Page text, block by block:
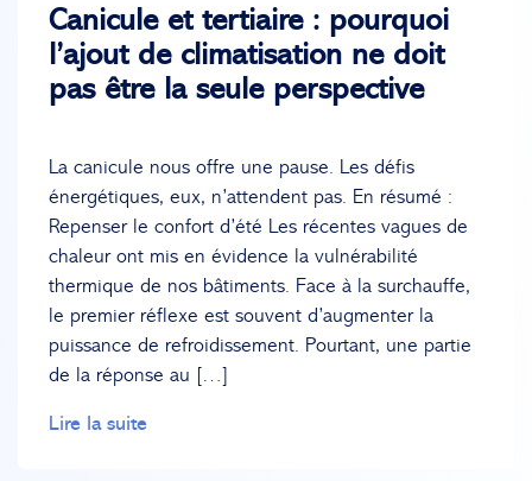
Canicule et tertiaire : pourquoi
l’ajout de climatisation ne doit
pas être la seule perspective
La canicule nous offre une pause. Les défis
énergétiques, eux, n’attendent pas. En résumé :
Repenser le confort d’été Les récentes vagues de
chaleur ont mis en évidence la vulnérabilité
thermique de nos bâtiments. Face à la surchauffe,
le premier réflexe est souvent d’augmenter la
puissance de refroidissement. Pourtant, une partie
de la réponse au […]
Lire la suite